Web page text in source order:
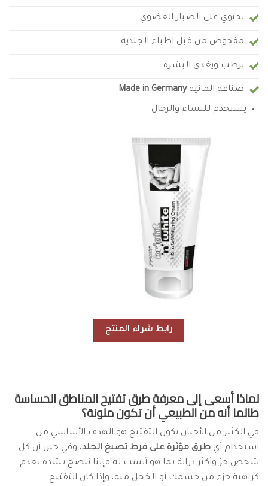
يحتوي على الصبار العضوي.
مفحوص من قبل اطباء الجلديه.
يرطب ويغذي البشرة.
صناعه المانيهMade in Germany
يستخدم للنساء والرجال
رابط شراء المنتج
لماذا أسعى إلى معرفة طرق تفتيح المناطق الحساسة
طالما أنه من الطبيعي أن تكون ملونة؟
في الكثير من الأحيان يكون التفتيح هو الهدف الأساسي من
استخدام أي طرق مؤثرة على فرط تصبغ الجلد، وفي حين أن كل
شخص حرّ وأكثر دراية بما هو أنسب له فإننا ننصح بشدة بعدم
كراهية جزء من جسمك أو الخجل منه، وإذا كان التفتيح